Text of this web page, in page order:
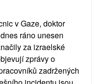
v Gaze, doktor
ráno unesen
za izraelské
zprávy o
zadržených